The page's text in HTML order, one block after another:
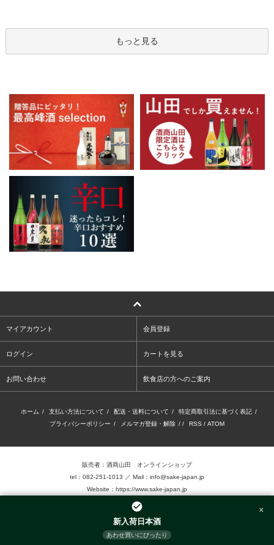
×
新入荷日本酒
あわせ買いにぴったり
もっと見る
マイアカウント 会員登録
ログイン カートを見る
お問い合わせ 飲食店の方へのご案内
ホーム / 支払い方法について / 配送・送料について / 特定商取引法に基づく表記 /
プライバシーポリシー / メルマガ登録・解除 / / RSS / ATOM
販売者：酒商山田 オンラインショップ
tel：082-251-1013 ／ Mail：info@sake-japan.jp
Website： https://www.sake-japan.jp
未成年者の飲酒は、法律で禁じられています。
当店では、20歳以上の年齢であることを確認 できない場合、お酒を販売致しません。